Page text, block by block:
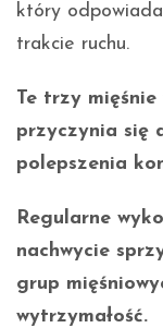
który
trakcie ruchu.
Te trzy
przyczynia się
polepszenia
Regularne
nachwycie
grup
wytrzymałość.